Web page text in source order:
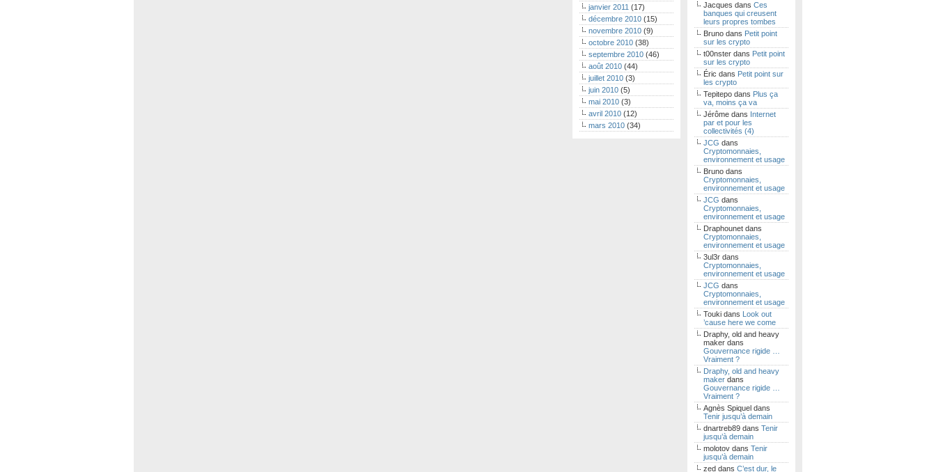
janvier 2011 (17)
décembre 2010 (15)
novembre 2010 (9)
octobre 2010 (38)
septembre 2010 (46)
août 2010 (44)
juillet 2010 (3)
juin 2010 (5)
mai 2010 (3)
avril 2010 (12)
mars 2010 (34)
Jacques dans Ces
banques qui creusent
leurs propres tombes
Bruno dans Petit point
sur les crypto
t00nster dans Petit point
sur les crypto
Éric dans Petit point sur
les crypto
Tepitepo dans Plus ça
va, moins ça va
Jérôme dans Internet
par et pour les
collectivités (4)
JCG dans
Cryptomonnaies,
environnement et usage
Bruno dans
Cryptomonnaies,
environnement et usage
JCG dans
Cryptomonnaies,
environnement et usage
Draphounet dans
Cryptomonnaies,
environnement et usage
3ul3r dans
Cryptomonnaies,
environnement et usage
JCG dans
Cryptomonnaies,
environnement et usage
Touki dans Look out
’cause here we come
Draphy, old and heavy
maker dans
Gouvernance rigide …
Vraiment ?
Draphy, old and heavy
maker dans
Gouvernance rigide …
Vraiment ?
Agnès Spiquel dans
Tenir jusqu’à demain
dnartreb89 dans Tenir
jusqu’à demain
molotov dans Tenir
jusqu’à demain
zed dans C’est dur, le